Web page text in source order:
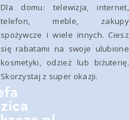
Dla domu: telewizja, internet,
telefon, meble, zakupy
spożywcze i wiele innych. Ciesz
się rabatami na swoje ulubione
kosmetyki, odzież lub biżuterię.
Skorzystaj z super okazji.